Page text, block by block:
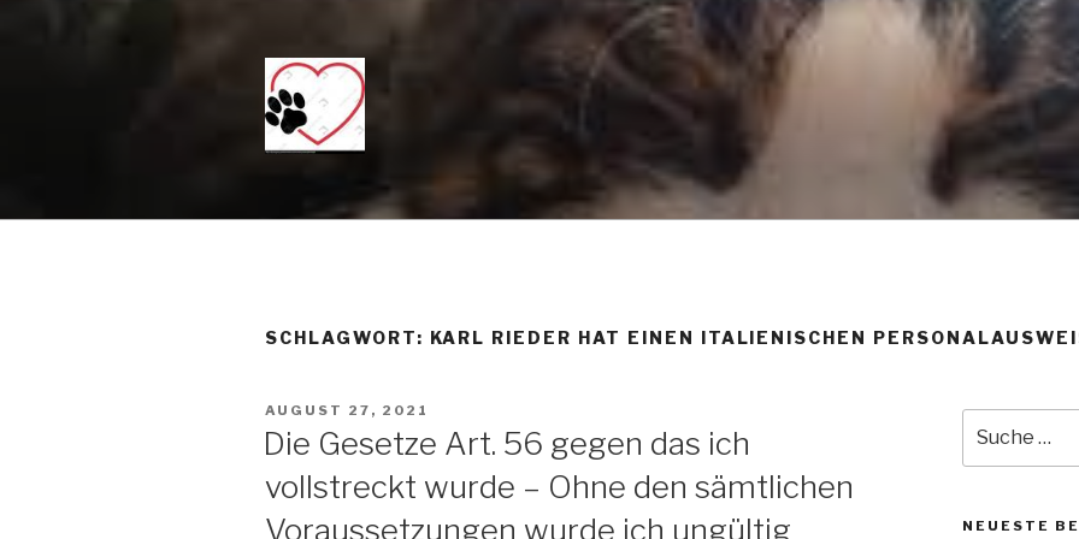
KEIN TÖTUNGSMITTEL –
SCHICKEN MÖCHTE!!!
Just another WordPress site
SCHLAGWORT: KARL RIEDER HAT EINEN ITALIENISCHEN
VERÖFFENTLICHT
AM
AUGUST 27, 2021
Die Gesetze Art. 56 gegen das ich
vollstreckt wurde – Ohne den sämtlichen
Voraussetzungen wurde ich ungültig
nach:
NEUESTE